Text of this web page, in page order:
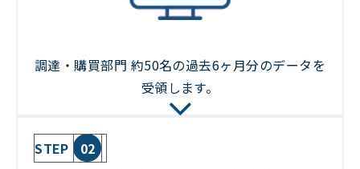
調達・購買部門 約50名の過去6ヶ月分のデータを
受領します。
STEP 02